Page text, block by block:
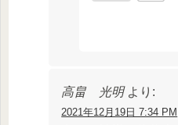
高畠 光明 より:
2021年12月19日 7:34 PM